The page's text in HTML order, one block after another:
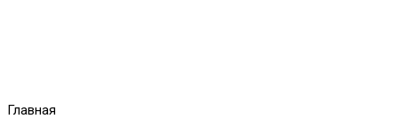
Главная